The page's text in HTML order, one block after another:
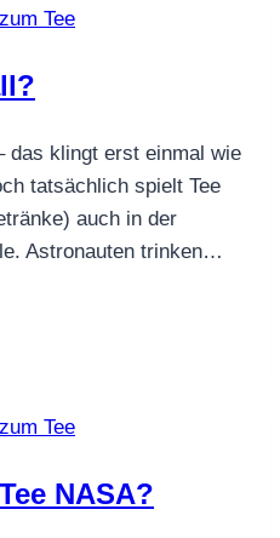
Tee
das klingt erst einmal wie
tatsächlich spielt Tee
auch in der
Astronauten trinken…
Tee
NASA?